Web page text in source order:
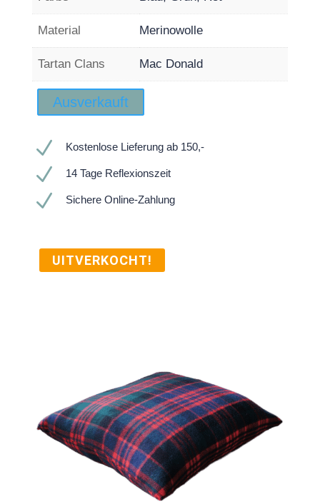
Material Merinowolle
Tartan Clans Mac Donald
Ausverkauft
N Kostenlose Lieferung ab 150,-
N 14 Tage Reflexionszeit
N Sichere Online-Zahlung
UITVERKOCHT!